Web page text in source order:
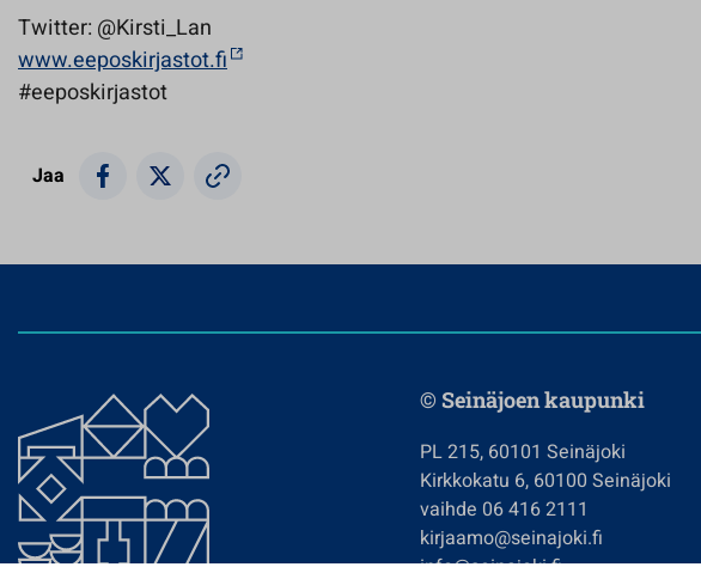
Twitter: @Kirsti_Lan
www.eeposkirjastot.fi
#eeposkirjastot
Jaa
© Seinäjoen kaupunki
PL 215, 60101 Seinäjoki
Kirkkokatu 6, 60100 Seinäjoki
vaihde 06 416 2111
kirjaamo@seinajoki.fi